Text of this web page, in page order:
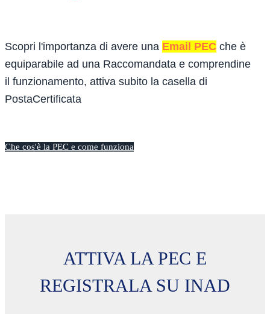
Scopri l'importanza di avere una Email PEC che è
equiparabile ad una Raccomandata e comprendine
il funzionamento, attiva subito la casella di
PostaCertificata
Che cos'è la PEC e come funziona
ATTIVA LA PEC E
REGISTRALA SU INAD